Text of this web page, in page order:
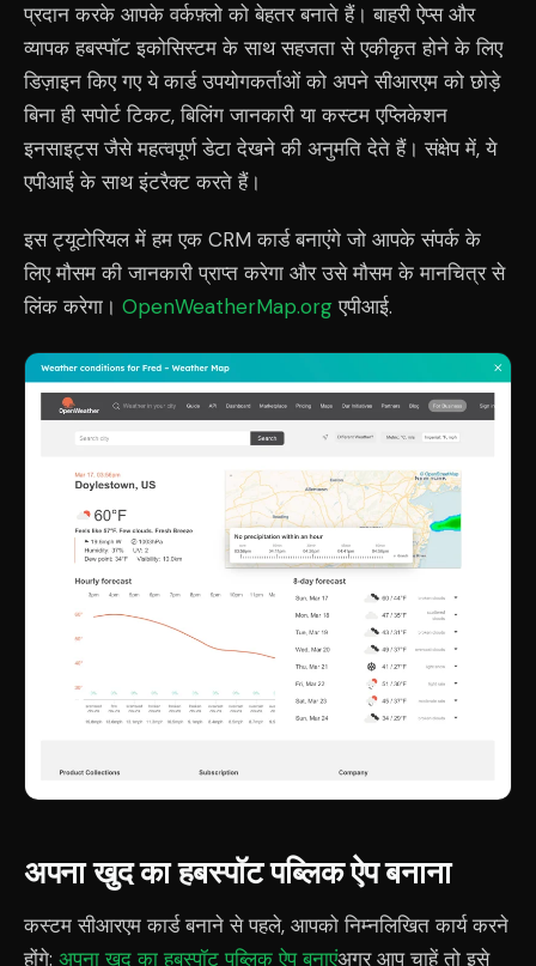
प्रदान करके आपके वर्कफ़्लो को बेहतर बनाते हैं। बाहरी ऐप्स और
व्यापक हबस्पॉट इकोसिस्टम के साथ सहजता से एकीकृत होने के लिए
डिज़ाइन किए गए ये कार्ड उपयोगकर्ताओं को अपने सीआरएम को छोड़े
बिना ही सपोर्ट टिकट, बिलिंग जानकारी या कस्टम एप्लिकेशन
इनसाइट्स जैसे महत्वपूर्ण डेटा देखने की अनुमति देते हैं। संक्षेप में, ये
एपीआई के साथ इंटरैक्ट करते हैं।
इस ट्यूटोरियल में हम एक CRM कार्ड बनाएंगे जो आपके संपर्क के
लिए मौसम की जानकारी प्राप्त करेगा और उसे मौसम के मानचित्र से
लिंक करेगा। OpenWeatherMap.orgएपीआई.
अपना खुद का हबस्पॉट पब्लिक ऐप बनाना
कस्टम सीआरएम कार्ड बनाने से पहले, आपको निम्नलिखित कार्य करने
होंगे: अपना खुद का हबस्पॉट पब्लिक ऐप बनाएंअगर आप चाहें तो इसे